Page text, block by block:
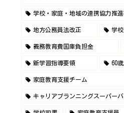
学校・家庭・地域の連携協力推
地方公務員法改正 学
義務教育費国庫負担金
新学習指導要領 60
家庭教育支援チーム
キャリアプランニングスーパー